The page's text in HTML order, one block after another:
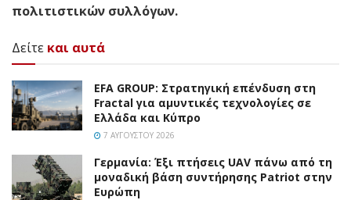
πολιτιστικών συλλόγων.
Δείτε και αυτά
EFA GROUP: Στρατηγική επένδυση στη
Fractal για αμυντικές τεχνολογίες σε
Ελλάδα και Κύπρο
7 ΑΥΓΟΎΣΤΟΥ 2026
Γερμανία: Έξι πτήσεις UAV πάνω από τη
μοναδική βάση συντήρησης Patriot στην
Ευρώπη